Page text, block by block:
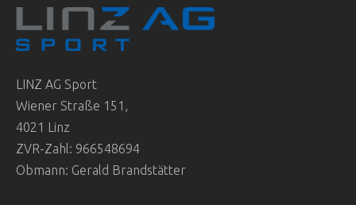
LINZ AG Sport
Wiener Straße 151,
4021 Linz
ZVR-Zahl: 966548694
Obmann: Gerald Brandstätter